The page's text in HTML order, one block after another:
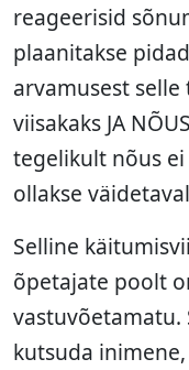
reageerisid
plaanitakse
arvamusest selle
viisakaks JA
tegelikult nõus
ollakse
Selline
õpetajate poolt
vastuvõetamatu.
kutsuda